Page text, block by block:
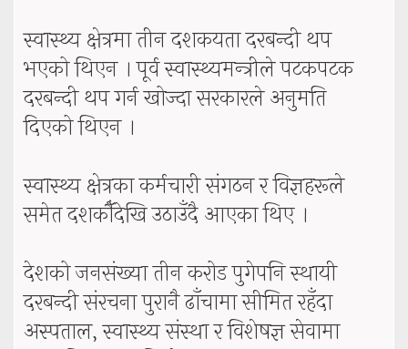
स्वास्थ्य क्षेत्रमा तीन दशकयता दरबन्दी थप
भएको थिएन । पूर्व स्वास्थ्यमन्त्रीले पटकपटक
दरबन्दी थप गर्न खोज्दा सरकारले अनुमति
दिएको थिएन ।
स्वास्थ्य क्षेत्रका कर्मचारी संगठन र विज्ञहरूले
समेत दशकौँदेखि उठाउँदै आएका थिए ।
देशको जनसंख्या तीन करोड पुगेपनि स्थायी
दरबन्दी संरचना पुरानै ढाँचामा सीमित रहँदा
अस्पताल, स्वास्थ्य संस्था र विशेषज्ञ सेवामा